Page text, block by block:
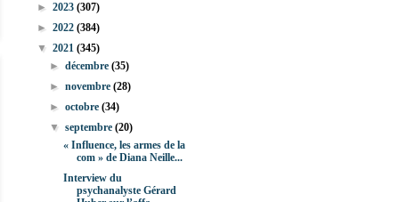
► 2023 (307)
► 2022 (384)
▼ 2021 (345)
►décembre(35)
►novembre(28)
►octobre(34)
▼septembre(20)
« Influence, les armes de la
com » de Diana Neille...
Interview du
psychanalyste Gérard